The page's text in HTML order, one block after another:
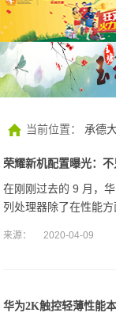
当前位置： 承德
荣耀新机配置曝光：
在刚刚过去的 9 月，
列处理器除了在性能
来源： 2020-04-09
华为2K触控轻薄性能